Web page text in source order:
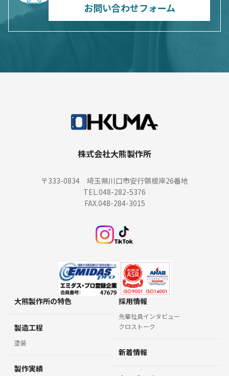
お問い合わせフォーム
株式会社大熊製作所
〒333-0834 埼玉県川口市安行領根岸26番地
TEL.048-282-5376
FAX.048-284-3015
大熊製作所の特色
製造工程
塗装
製作実績
採用情報
先輩社員インタビュー
クロストーク
新着情報